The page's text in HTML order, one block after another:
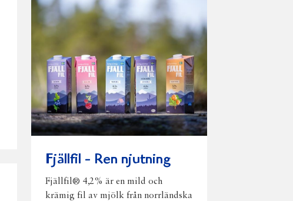
Fjällfil - Ren njutning
Fjällfil® 4,2% är en mild och
krämig fil av mjölk från norrländska